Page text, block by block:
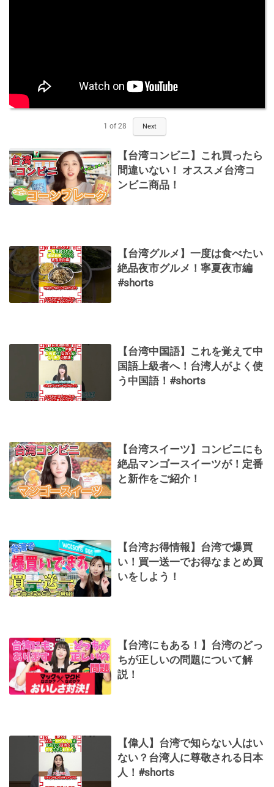
1 of 28 Next
【台湾コンビニ】これ買ったら
間違いない！ オススメ台湾コ
ンビニ商品！
【台湾グルメ】一度は食べたい
絶品夜市グルメ！寧夏夜市編
#shorts
【台湾中国語】これを覚えて中
国語上級者へ！台湾人がよく使
う中国語！#shorts
【台湾スイーツ】コンビニにも
絶品マンゴースイーツが！定番
と新作をご紹介！
【台湾お得情報】台湾で爆買
い！買一送一でお得なまとめ買
いをしよう！
【台湾にもある！】台湾のどっ
ちが正しいの問題について解
説！
【偉人】台湾で知らない人はい
ない？台湾人に尊敬される日本
人！#shorts